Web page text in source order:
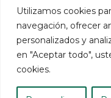
Utilizamos cookies
navegación, ofrecer
personalizados y
en "Aceptar todo",
cookies.
Recursos Para
NSA
Site Privacy Policy
Nondiscrimination